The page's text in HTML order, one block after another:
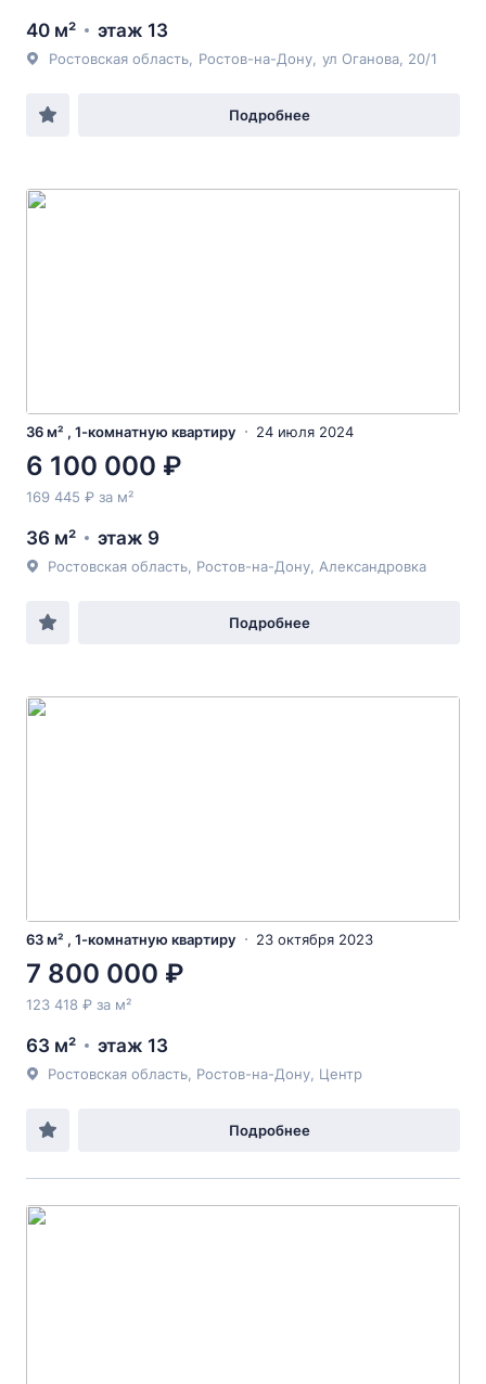
40 м² этаж 13
Ростовская область Ростов-на-Дону ул Оганова , 20/1
Подробнее
36 м² , 1-комнатную квартиру 24 июля 2024
6 100 000 ₽
169 445 ₽ за м²
36 м² этаж 9
Ростовская область, Ростов-на-Дону, Александровка
Подробнее
63 м² , 1-комнатную квартиру 23 октября 2023
7 800 000 ₽
123 418 ₽ за м²
63 м² этаж 13
Ростовская область, Ростов-на-Дону, Центр
Подробнее